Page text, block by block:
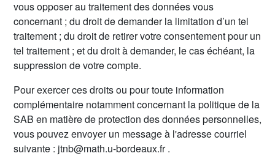
vous opposer au traitement des données vous
concernant ; du droit de demander la limitation d’un tel
traitement ; du droit de retirer votre consentement pour un
tel traitement ; et du droit à demander, le cas échéant, la
suppression de votre compte.
Pour exercer ces droits ou pour toute information
complémentaire notamment concernant la politique de la
SAB en matière de protection des données personnelles,
vous pouvez envoyer un message à l'adresse courriel
suivante : jtnb@math.u-bordeaux.fr .